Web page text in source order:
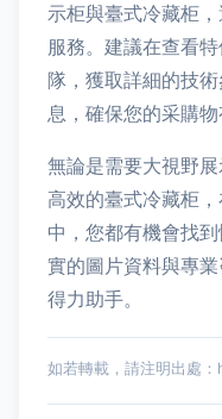
示柜與臺式冷藏柜
服務。建議在查看
隊，獲取詳細的技
息，確保您的采購物
無論是需要大視野
高效的臺式冷藏柜
中，您都有機會找
實的圖片資料與專
得力助手。
如若轉載，請注明出處